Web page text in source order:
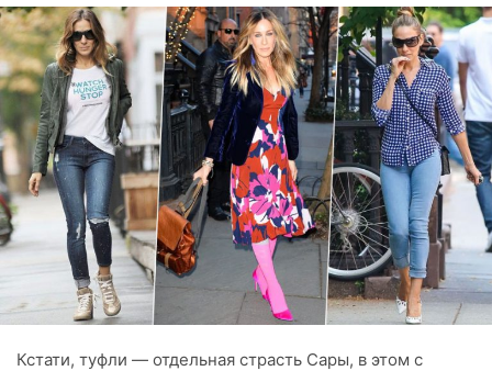
Кстати, туфли — отдельная страсть Сары, в этом с